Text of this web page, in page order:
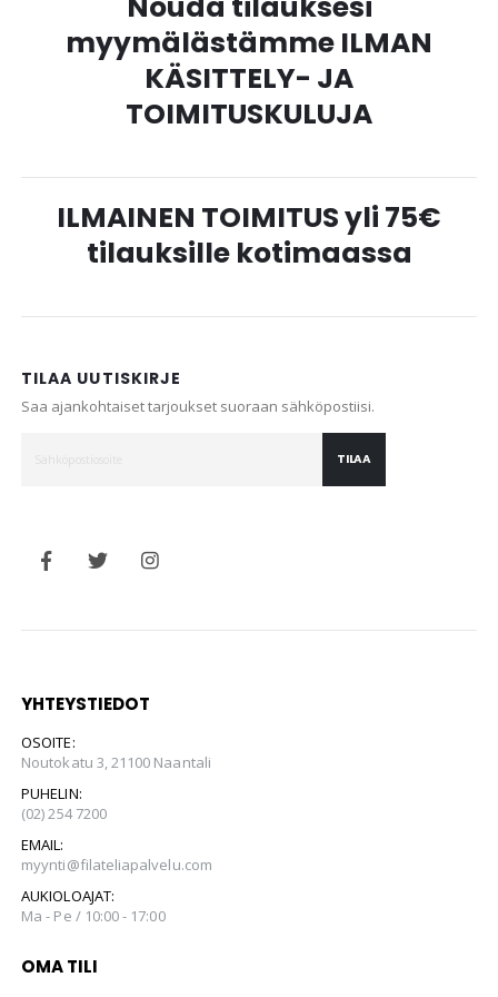
myymälästämme ILMAN
KÄSITTELY- JA
TOIMITUSKULUJA
ILMAINEN TOIMITUS yli 75€
tilauksille kotimaassa
TILAA UUTISKIRJE
Saa ajankohtaiset tarjoukset suoraan sähköpostiisi.
TILAA
YHTEYSTIEDOT
OSOITE:
Noutokatu 3, 21100 Naantali
PUHELIN:
(02) 254 7200
EMAIL:
myynti@filateliapalvelu.com
AUKIOLOAJAT:
Ma - Pe / 10:00 - 17:00
OMA TILI